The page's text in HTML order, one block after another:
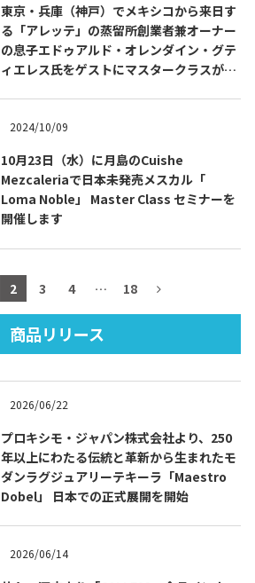
テキーラとは
テキーラマーケット
トピックス
テキーラ・メスカルが 飲めるバー
＆レストラン
東京・兵庫（神戸）でメキシコから来日す
る「アレッテ」の蒸留所創業者兼オーナー
の息子エドゥアルド・オレンダイン・グテ
ィエレス氏をゲストにマスタークラスが開
2024/10/09
10月23日（水）に月島のCuishe
Mezcaleriaで日本未発売メスカル「
Loma Noble」 Master Class セミナーを
開催します
2 3 4 … 18
商品リリース
2026/06/22
プロキシモ・ジャパン株式会社より、250
年以上にわたる伝統と革新から生まれたモ
ダンラグジュアリーテキーラ「Maestro
Dobel」 日本での正式展開を開始
2026/06/14